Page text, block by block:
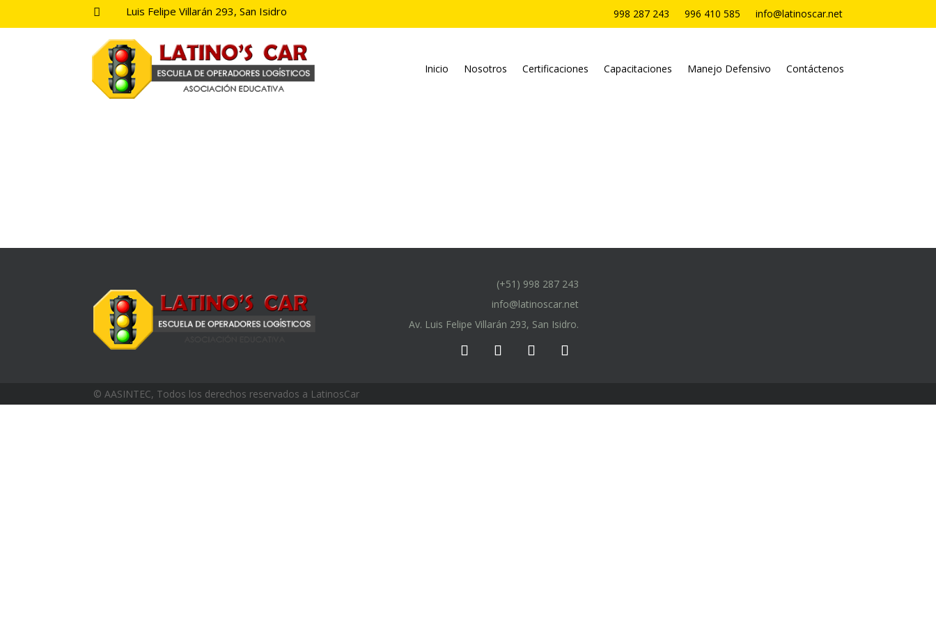
 Luis Felipe Villarán 293, San Isidro 998 287 243 996 410 585 info@latinoscar.net
Inicio Nosotros Certificaciones Capacitaciones Manejo Defensivo Contáctenos
(+51) 998 287 243
info@latinoscar.net
Av. Luis Felipe Villarán 293, San Isidro.
© AASINTEC, Todos los derechos reservados a LatinosCar